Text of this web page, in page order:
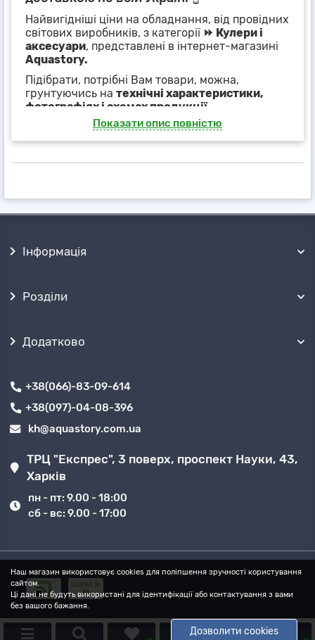
Найвигідніші ціни на обладнання, від провідних
світових виробників, з категорії ⏩ Кулери і
аксесуари, представлені в інтернет-магазині
Aquastory.
Підібрати, потрібні Вам товари, можна,
грунтуючись на технічні характеристики,
фотографіях і схемах продукції,
представлених в картках товарів або фільтрах,
на сторінці категорії⏩ Кулери і аксесуари
повний супровід покупки і допомогу при
Отримати товари можна поштовими
декількох точок продажів в ➦ Харкові.
Показати опис повністю
Наш магазин використовує cookies для поліпшення зручності користування
сайтом.
Ці дані не будуть використані для ідентифікації або контактування з вами
без вашого бажання.
Дозволити cookies
Інформація
Розділи
Додатково
+38(066)-83-09-614
+38(097)-04-08-396
kh@aquastory.com.ua
ТРЦ "Експрес", 3 поверх, проспект Науки, 43,
Харків
пн - пт: 9.00 - 18:00
сб - вс: 9.00 - 17:00